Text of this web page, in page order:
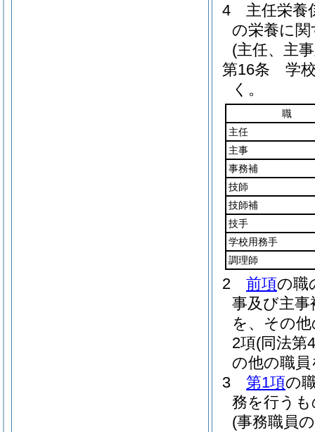
4
主任栄養
の栄養に
(主任、主
第16条
学
く。
職
主任
主事
事務補
技師
技師補
技手
学校用務手
調理師
2 前項の職
事及び主事
を、その
2項(同法第
の他の職
3
第1項の
務を行う
(事務職員